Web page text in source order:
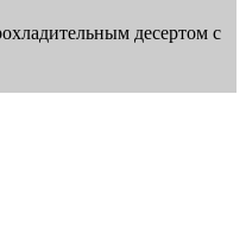
десертом с